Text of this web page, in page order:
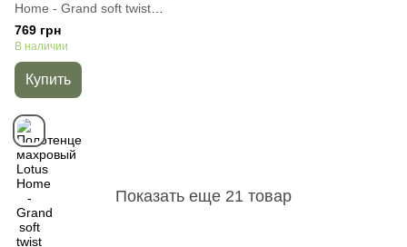
Home - Grand soft twist
brown, Темно-коричневый,
50х90 см, Для лица
769 грн
В наличии
Купить
Показать еще 21 товар